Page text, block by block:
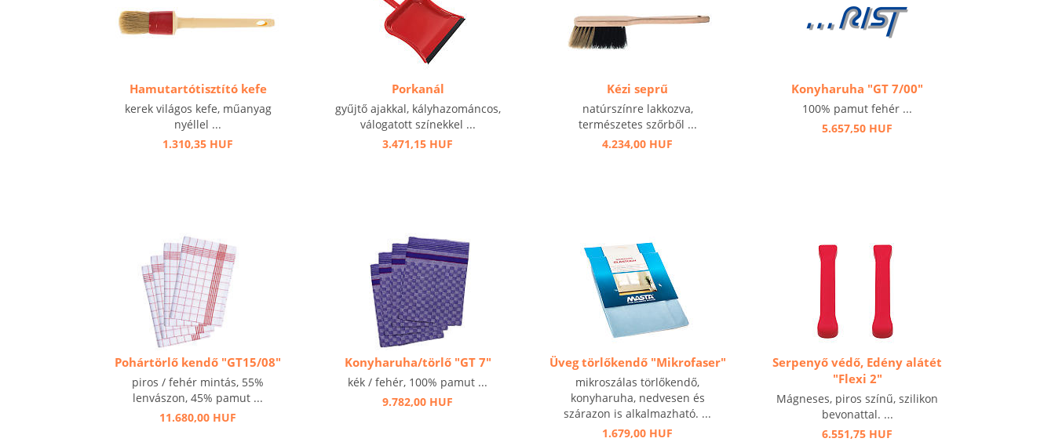
Hamutartótisztító kefe
kerek világos kefe, műanyag
nyéllel ...
1.310,35 HUF
Porkanál
gyűjtő ajakkal, kályhazománcos,
válogatott színekkel ...
3.471,15 HUF
Kézi seprű
natúrszínre lakkozva,
természetes szőrből ...
4.234,00 HUF
Konyharuha "GT 7/00"
100% pamut fehér ...
5.657,50 HUF
Pohártörlő kendő "GT15/08"
piros / fehér mintás, 55%
lenvászon, 45% pamut ...
11.680,00 HUF
Konyharuha/törlő "GT 7"
kék / fehér, 100% pamut ...
9.782,00 HUF
Üveg törlőkendő "Mikrofaser"
mikroszálas törlőkendő,
konyharuha, nedvesen és
szárazon is alkalmazható. ...
1.679,00 HUF
Serpenyő védő, Edény alátét
"Flexi 2"
Mágneses, piros színű, szilikon
bevonattal. ...
6.551,75 HUF